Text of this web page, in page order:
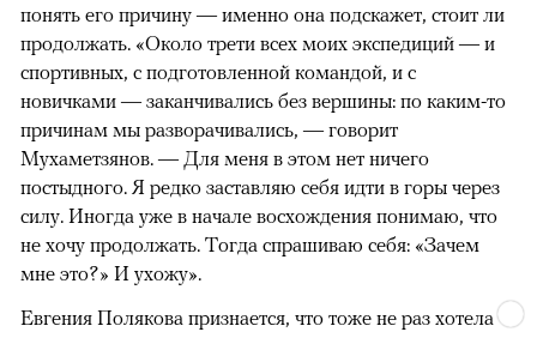
понять его причину — именно она подскажет, стоит ли
продолжать. «Около трети всех моих экспедиций — и
спортивных, с подготовленной командой, и с
новичками — заканчивались без вершины: по каким-то
причинам мы разворачивались, — говорит
Мухаметзянов. — Для меня в этом нет ничего
постыдного. Я редко заставляю себя идти в горы через
силу. Иногда уже в начале восхождения понимаю, что
не хочу продолжать. Тогда спрашиваю себя: «Зачем
мне это?» И ухожу».
Евгения Полякова признается, что тоже не раз хотела